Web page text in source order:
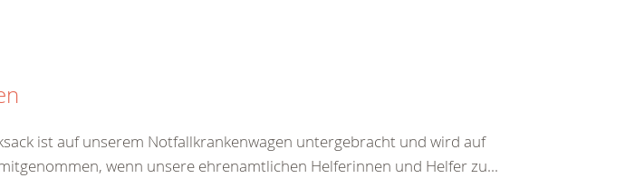
ist auf unserem Notfallkrankenwagen untergebracht und wird auf
wenn unsere ehrenamtlichen Helferinnen und Helfer zu...